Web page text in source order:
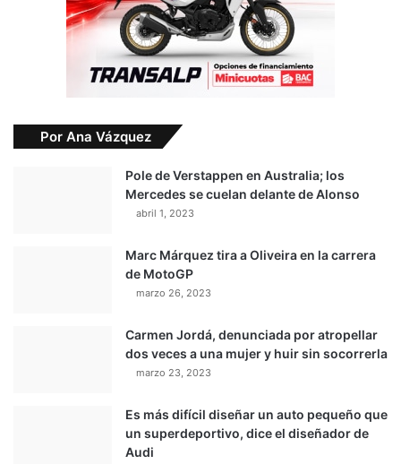
Por Ana Vázquez
Pole de Verstappen en Australia; los
Mercedes se cuelan delante de Alonso
abril 1, 2023
Marc Márquez tira a Oliveira en la carrera
de MotoGP
marzo 26, 2023
Carmen Jordá, denunciada por atropellar
dos veces a una mujer y huir sin socorrerla
marzo 23, 2023
Es más difícil diseñar un auto pequeño que
un superdeportivo, dice el diseñador de
Audi